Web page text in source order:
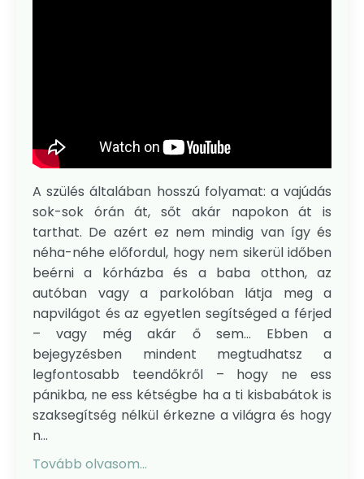
A szülés általában hosszú folyamat: a vajúdás
sok-sok órán át, sőt akár napokon át is
tarthat. De azért ez nem mindig van így és
néha-néhe előfordul, hogy nem sikerül időben
beérni a kórházba és a baba otthon, az
autóban vagy a parkolóban látja meg a
napvilágot és az egyetlen segítséged a férjed
– vagy még akár ő sem... Ebben a
bejegyzésben mindent megtudhatsz a
legfontosabb teendőkről – hogy ne ess
pánikba, ne ess kétségbe ha a ti kisbabátok is
szaksegítség nélkül érkezne a világra és hogy
n...
Tovább olvasom...